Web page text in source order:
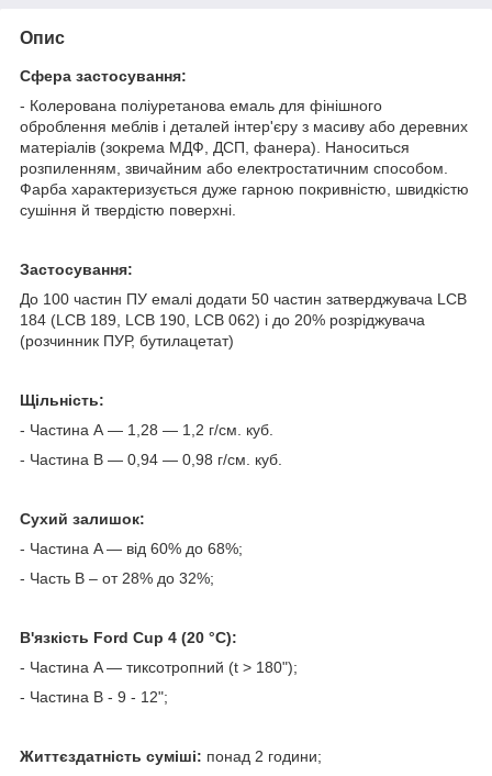
Опис
Сфера застосування:
- Колерована поліуретанова емаль для фінішного
оброблення меблів і деталей інтер'єру з масиву або деревних
матеріалів (зокрема МДФ, ДСП, фанера). Наноситься
розпиленням, звичайним або електростатичним способом.
Фарба характеризується дуже гарною покривністю, швидкістю
сушіння й твердістю поверхні.
Застосування:
До 100 частин ПУ емалі додати 50 частин затверджувача LCB
184 (LCB 189, LCB 190, LCB 062) і до 20% розріджувача
(розчинник ПУР, бутилацетат)
Щільність:
- Частина А — 1,28 — 1,2 г/см. куб.
- Частина В — 0,94 — 0,98 г/см. куб.
Сухий залишок:
- Частина A — від 60% до 68%;
- Часть B – от 28% до 32%;
В'язкість Ford Cup 4 (20 °C):
- Частина A — тиксотропний (t > 180");
- Частина B - 9 - 12";
Життєздатність суміші: понад 2 години;